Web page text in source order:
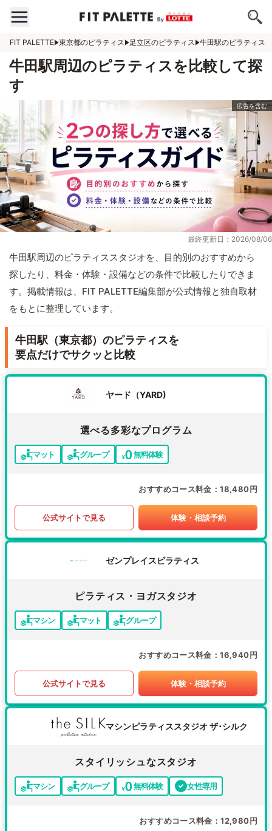
FIT PALETTE 東京都のピラティス 足立区のピラティス 牛田駅のピラティス
牛田駅周辺のピラティスを比較して探
す
最終更新日：2026/08/06
牛田駅周辺のピラティススタジオを、目的別のおすすめから
探したり、料金・体験・設備などの条件で比較したりできま
す。掲載情報は、FIT PALETTE編集部が公式情報と独自取材
をもとに整理しています。
牛田駅（東京都）のピラティスを
要点だけでサクッと比較
ヤード（YARD)
選べる多彩なプログラム
マット グループ 無料体験
おすすめコース料金 18,480円
公式サイトで見る 体験・相談予約
ゼンプレイスピラティス
ピラティス・ヨガスタジオ
マシン マット グループ
おすすめコース料金 16,940円
公式サイトで見る 体験・相談予約
マシンピラティススタジオ ザ･シルク
スタイリッシュなスタジオ
マシン グループ 無料体験 女性専用
おすすめコース料金 12,980円